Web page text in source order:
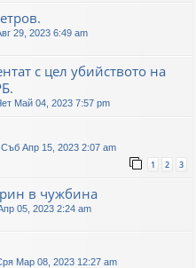
29, 2023 6:49 am
с цел убийството на
Май 04, 2023 7:57 pm
Съб Апр 15, 2023 2:07 am
1 2 3
в чужбина
05, 2023 2:24 am
Мар 08, 2023 12:27 am